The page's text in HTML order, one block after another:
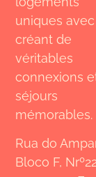
uniques
créant de
véritables
connexions
séjours
mémorables.
Rua do
Bloco F,